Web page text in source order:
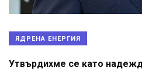
ЯДРЕНА ЕНЕРГИЯ
Утвърдихме се като